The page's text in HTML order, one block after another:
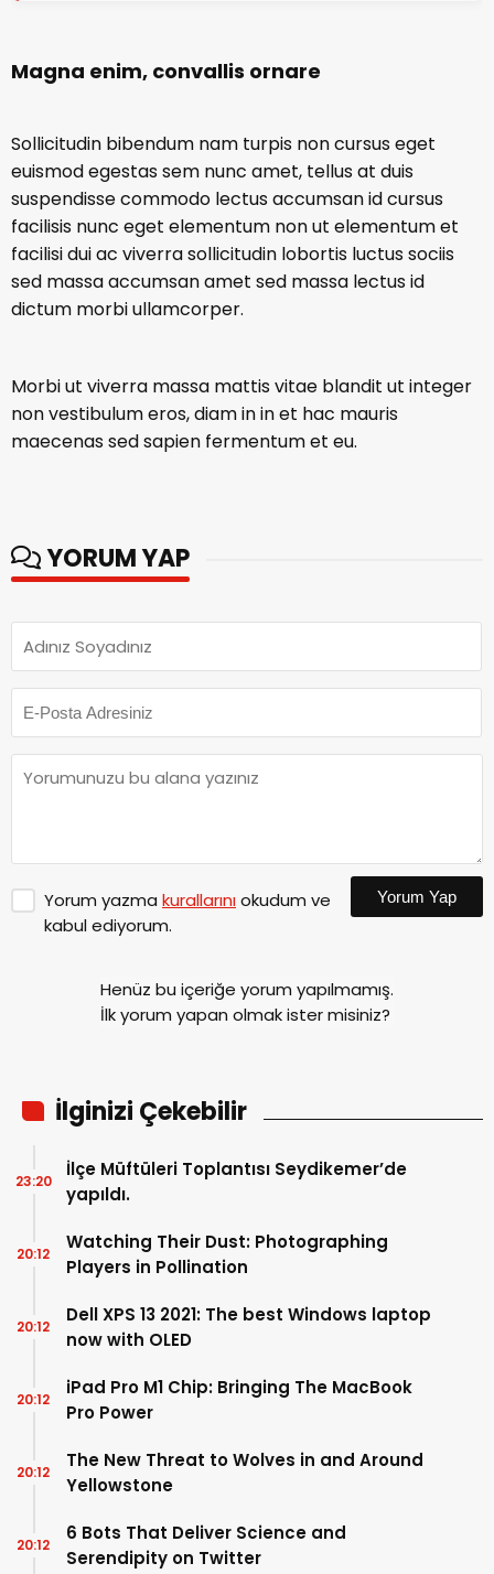
Magna enim, convallis ornare
Sollicitudin bibendum nam turpis non cursus eget
euismod egestas sem nunc amet, tellus at duis
suspendisse commodo lectus accumsan id cursus
facilisis nunc eget elementum non ut elementum et
facilisi dui ac viverra sollicitudin lobortis luctus sociis
sed massa accumsan amet sed massa lectus id
dictum morbi ullamcorper.
Morbi ut viverra massa mattis vitae blandit ut integer
non vestibulum eros, diam in in et hac mauris
maecenas sed sapien fermentum et eu.
YORUM YAP
Yorum yazma kurallarınıokudum ve
kabul ediyorum.
Yorum Yap
Henüz bu içeriğe yorum yapılmamış.
İlk yorum yapan olmak ister misiniz?
İlginizi Çekebilir
İlçe Müftüleri Toplantısı Seydikemer’de
yapıldı.
23:20
Watching Their Dust: Photographing
Players in Pollination
20:12
Dell XPS 13 2021: The best Windows laptop
now with OLED
20:12
iPad Pro M1 Chip: Bringing The MacBook
Pro Power
20:12
The New Threat to Wolves in and Around
Yellowstone
20:12
6 Bots That Deliver Science and
Serendipity on Twitter
20:12